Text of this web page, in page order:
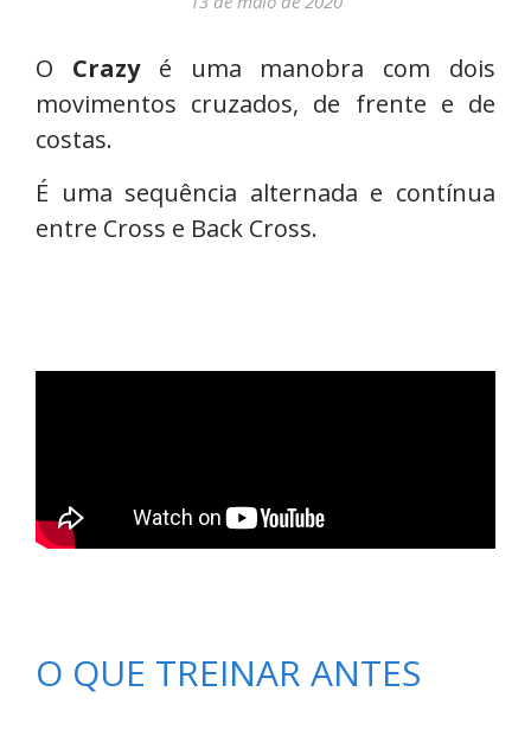
O Crazyé uma manobra com dois
movimentos cruzados, de frente e de
costas.
É uma sequência alternada e contínua
entre Cross e Back Cross.
O QUE TREINAR ANTES